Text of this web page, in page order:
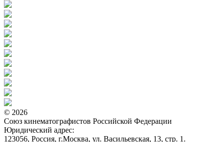
© 2026
Союз кинематографистов Российской Федерации
Юридический адрес:
123056, Россия, г.Москва, ул. Васильевская, 13, стр. 1.